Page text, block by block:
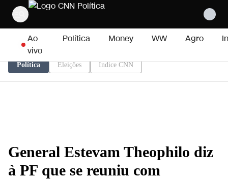
Pular para o conteúdo
Ao
vivo
Política Money WW Agro
Política Eleições Índice CNN
General Estevam Theophilo diz
à PF que se reuniu com